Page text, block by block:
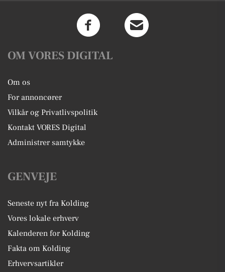
OM VORES DIGITAL
Om os
For annoncører
Vilkår og Privatlivspolitik
Kontakt VORES Digital
Administrer samtykke
GENVEJE
Seneste nyt fra Kolding
Vores lokale erhverv
Kalenderen for Kolding
Fakta om Kolding
Erhvervsartikler